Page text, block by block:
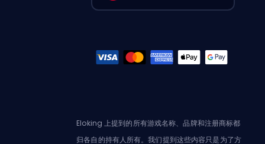
Eloking 上提到的所有游戏名称、品牌和注册商标都
归各自的持有人所有。我们提到这些内容只是为了方